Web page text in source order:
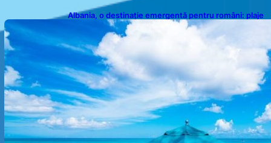
Albania, o destinație emergentă pentru români: plaje
spectaculoase, ape turcoaz și prețuri accesibile